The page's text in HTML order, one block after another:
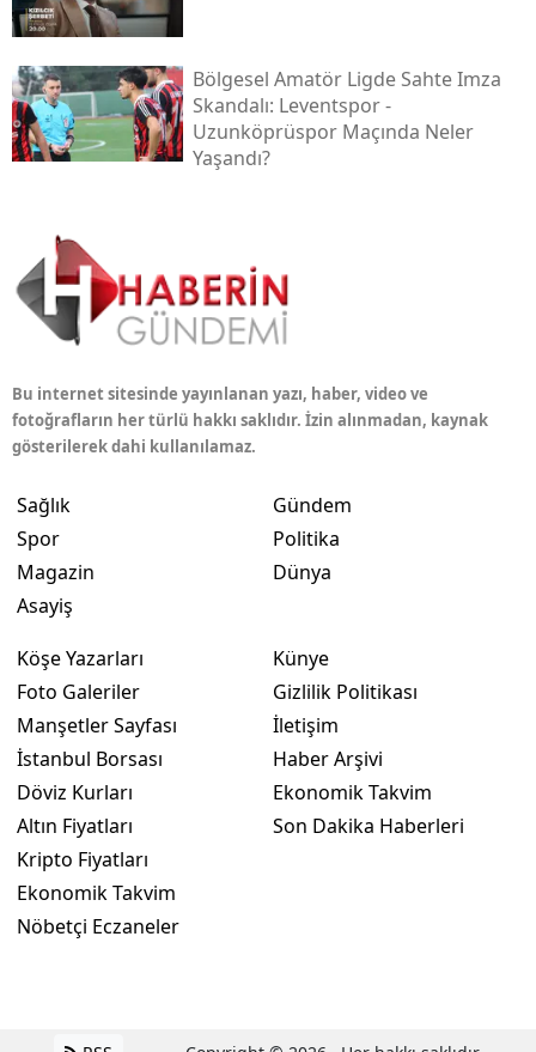
Bölgesel Amatör Ligde Sahte Imza
Skandalı: Leventspor -
Uzunköprüspor Maçında Neler
Yaşandı?
Bu internet sitesinde yayınlanan yazı, haber, video ve
fotoğrafların her türlü hakkı saklıdır. İzin alınmadan, kaynak
gösterilerek dahi kullanılamaz.
Sağlık
Spor
Magazin
Asayiş
Gündem
Politika
Dünya
Köşe Yazarları
Foto Galeriler
Manşetler Sayfası
İstanbul Borsası
Döviz Kurları
Altın Fiyatları
Kripto Fiyatları
Ekonomik Takvim
Nöbetçi Eczaneler
Künye
Gizlilik Politikası
İletişim
Haber Arşivi
Ekonomik Takvim
Son Dakika Haberleri